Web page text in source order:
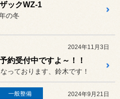
ックWZ-1
の冬
2024年11月3日
約受付中ですよ～！！
っております、鈴木です！
一般整備 2024年9月21日